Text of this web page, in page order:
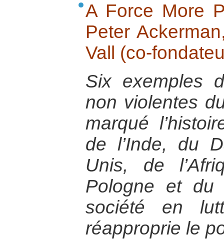
A Force More
Peter
Vall (co-
Six exemples
non violentes
marqué
de l’Inde, du
Unis, de
Pologne et du
société en
réapproprie le